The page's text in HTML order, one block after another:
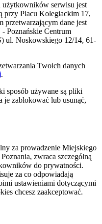
serwisu jest
przy Placu Kolegiackim 17,
przetwarzającym dane jest
Poznańskie Centrum
ul. Noskowskiego 12/14, 61-
Twoich danych
.
sposób używane są pliki
je zablokować lub usunąć,
za prowadzenie Miejskiego
zwraca szczególną
do prywatności.
za co odpowiadają
ustawieniami dotyczącymi
chcesz zaakceptować.